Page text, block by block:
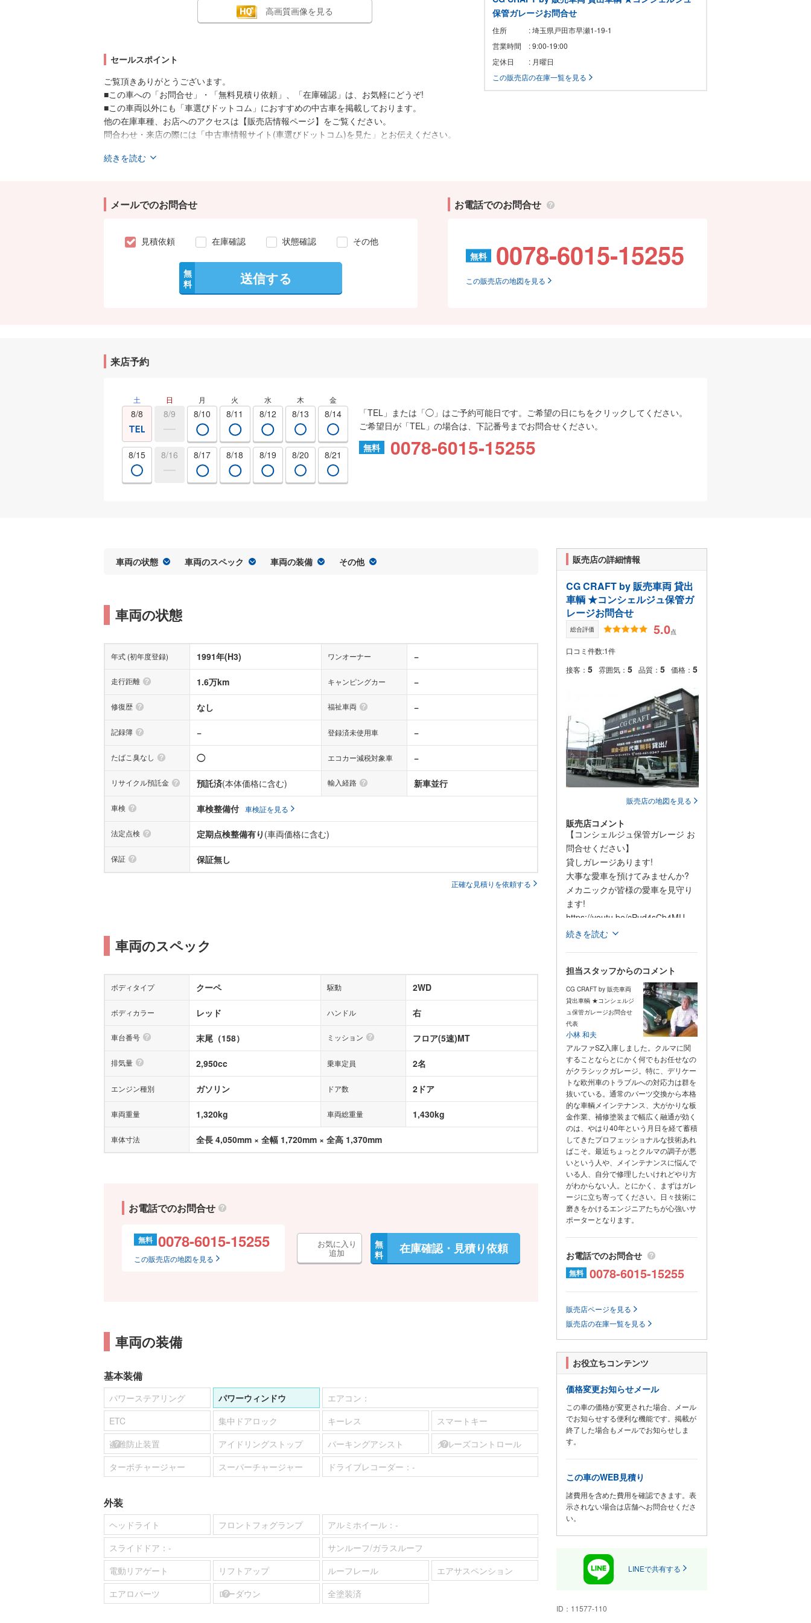
高画質画像を見る
セールスポイント
ご覧頂きありがとうございます。
■この車への「お問合せ」・「無料見積り依頼」、「在庫確認」は、お気軽にどうぞ!
■この車両以外にも「車選びドットコム」におすすめの中古車を掲載しております。
他の在庫車種、お店へのアクセスは【販売店情報ページ】をご覧ください。
問合わせ・来店の際には「中古車情報サイト(車選びドットコム)を見た」とお伝えください。
無をご確認ください。
続きを読む
保管ガレージお問合せ
住所
: 埼玉県戸田市早瀬1-19-1
営業時間
: 9:00-19:00
定休日
: 月曜日
この販売店の在庫一覧を見る
メールでのお問合せ
見積依頼 在庫確認 状態確認 その他
無
料
送信する
お電話でのお問合せ
無料 0078-6015-15255
この販売店の地図を見る
来店予約
土 日 月 火 水 木 金
8/8 8/9 8/10 8/11 8/12 8/13 8/14
8/15 8/16 8/17 8/18 8/19 8/20 8/21
「TEL」または「◯」はご予約可能日です。ご希望の日にちをクリックしてください。
ご希望日が「TEL」の場合は、下記番号までお問合せください。
無料
0078-6015-15255
車両の状態 車両のスペック 車両の装備 その他
車両の状態
年式 (初年度登録) 1991年(H3) ワンオーナー −
走行距離 1.6万km キャンピングカー −
修復歴 なし 福祉車両 −
記録簿 − 登録済未使用車 −
たばこ臭なし ◯ エコカー減税対象車 −
リサイクル預託金 預託済(本体価格に含む) 輸入経路 新車並行
車検 車検整備付 車検証を見る
法定点検 定期点検整備有り (車両価格に含む)
保証 保証無し
正確な見積りを依頼する
車両のスペック
ボディタイプ クーペ 駆動 2WD
ボディカラー レッド ハンドル 右
車台番号 末尾（158） ミッション フロア(5速)MT
排気量 2,950cc 乗車定員 2名
エンジン種別 ガソリン ドア数 2ドア
車両重量 1,320kg 車両総重量 1,430kg
車体寸法 全長 4,050mm × 全幅 1,720mm × 全高 1,370mm
お電話でのお問合せ
無料 0078-6015-15255
この販売店の地図を見る
お気に入り
追加
無
料
在庫確認・見積り依頼
車両の装備
基本装備
パワーステアリング パワーウィンドウ
エアコン：
ETC
集中ドアロック キーレス
スマートキー
盗難防止装置
アイドリングストップ パーキングアシスト
クルーズコントロール
ターボチャージャー
スーパーチャージャー ドライブレコーダー： -
外装
ヘッドライト フロントフォグランプ アルミホイール： -
スライドドア： -
サンルーフ/ガラスルーフ
電動リアゲート
リフトアップ ルーフレール
エアサスペンション
エアロパーツ
ローダウン 全塗装済
販売店の詳細情報
CG CRAFT by 販売車両 貸出
車輌 ★コンシェルジュ保管ガ
レージお問合せ
総合評価 5.0点
口コミ件数:1件
接客： 5 雰囲気： 5 品質： 5 価格： 5
販売店の地図を見る
販売店コメント
【コンシェルジュ保管ガレージ お
問合せください】
貸しガレージあります!
大事な愛車を預けてみませんか?
メカニックが皆様の愛車を見守り
ます!
https://youtu.be/cPud4sCb4MU
【Facebook】
https://www.facebook.com/CGCRAFT.CLASSICGARAGE/
ご覧頂きありがとうございます。
埼玉県戸田市にありますCG
CRAFT【シージークラフト】クラ
シックガレージです。
当店では、ビンテージカー、クラ
シックカー、レアカーなど取り扱
っております。
劇用車貸出しも可能です!
雑誌・ドラマ撮影・ミュージック
ビデオ撮影など
ご相談ください。
ご興味のあるお客様は、お気軽に
お問合せ下さい。
当社は、自社整備工場を完備して
おり、パーツ取り付け加工から製
作、板金塗装など、一貫してお客
クラシックカーオーナーのお客
様、またご興味のあるお客様は是
非、お気軽にご相談下さい。
電車でお越しのお客様は、
都営三田線 西高島平駅
埼京線 戸田公園駅
よりお電話頂ければ、お迎えに上
がります。
号線、戸田南インター下車で1分で
す。詳しくはマップでご確認下さ
電話番号 048-421-0347
続きを読む
担当スタッフからのコメント
CG CRAFT by 販売車両
貸出車輌 ★コンシェルジ
ュ保管ガレージお問合せ
代表
小林 和夫
アルファSZ入庫しました。クルマに関
することならとにかく何でもお任せなの
がクラシックガレージ。特に、デリケー
トな欧州車のトラブルへの対応力は群を
抜いている。通常のパーツ交換から本格
的な車輌メインテナンス、大がかりな板
金作業、補修塗装まで幅広く融通が効く
のは、やはり40年という月日を経て蓄積
してきたプロフェッショナルな技術あれ
ばこそ。最近ちょっとクルマの調子が悪
いという人や、メインテナンスに悩んで
いる人、自分で修理したいけれどやり方
がわからない人。とにかく、まずはガレ
ージに立ち寄ってください。日々技術に
磨きをかけるエンジニアたちが心強いサ
ポーターとなります。
お電話でのお問合せ
無料 0078-6015-15255
販売店ページを見る
販売店の在庫一覧を見る
お役立ちコンテンツ
価格変更お知らせメール
この車の価格が変更された場合、メール
でお知らせする便利な機能です。掲載が
終了した場合もメールでお知らせしま
す。
この車のWEB見積り
諸費用を含めた費用を確認できます。表
示されない場合は店舗へお問合せくださ
い。
LINEで共有する
ID： 11577-110